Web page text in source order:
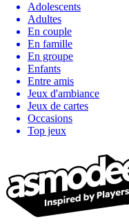
Adolescents
Adultes
En couple
En famille
En groupe
Enfants
Entre amis
Jeux d'ambiance
Jeux de cartes
Occasions
Top jeux